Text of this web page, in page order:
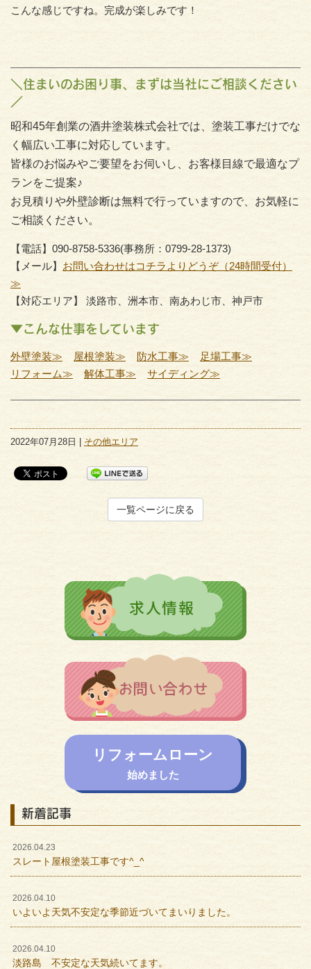
こんな感じですね。完成が楽しみです！
＼住まいのお困り事、まずは当社にご相談ください
／
昭和45年創業の酒井塗装株式会社では、塗装工事だけでな
く幅広い工事に対応しています。
皆様のお悩みやご要望をお伺いし、お客様目線で最適なプ
ランをご提案♪
お見積りや外壁診断は無料で行っていますので、お気軽に
ご相談ください。
【電話】090-8758-5336(事務所：0799-28-1373)
【メール】お問い合わせはコチラよりどうぞ（24時間受付）
≫
【対応エリア】 淡路市、洲本市、南あわじ市、神戸市
▼こんな仕事をしています
外壁塗装≫ 屋根塗装≫ 防水工事≫
足場工事≫
リフォーム≫
解体工事≫ サイディング≫
2022年07月28日 | その他エリア
一覧ページに戻る
リフォームローン
始めました
新着記事
2026.04.23
スレート屋根塗装工事です^_^
2026.04.10
いよいよ天気不安定な季節近づいてまいりました。
2026.04.10
淡路島 不安定な天気続いてます。